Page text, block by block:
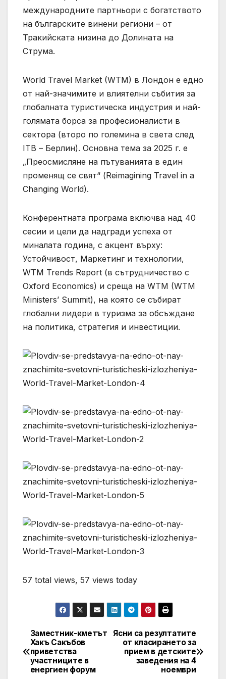
международните партньори с богатството
на българските винени региони – от
Тракийската низина до Долината на
Струма.
World Travel Market (WTM) в Лондон е едно
от най-значимите и влиятелни събития за
глобалната туристическа индустрия и най-
голямата борса за професионалисти в
сектора (второ по големина в света след
ITB – Берлин). Основна тема за 2025 г. е
„Преосмисляне на пътуванията в един
променящ се свят“ (Reimagining Travel in a
Changing World).
Конферентната програма включва над 40
сесии и цели да надгради успеха от
миналата година, с акцент върху:
Устойчивост, Маркетинг и технологии,
WTM Trends Report (в сътрудничество с
Oxford Economics) и среща на WTM (WTM
Ministers’ Summit), на която се събират
глобални лидери в туризма за обсъждане
на политика, стратегия и инвестиции.
57 total views, 57 views today
Post
navigation
Ясни са резултатите
от класирането за
прием в детските
заведения на 4
ноември
Заместник-кметът
Хакъ Сакъбов
приветства
участниците в
енергиен форум